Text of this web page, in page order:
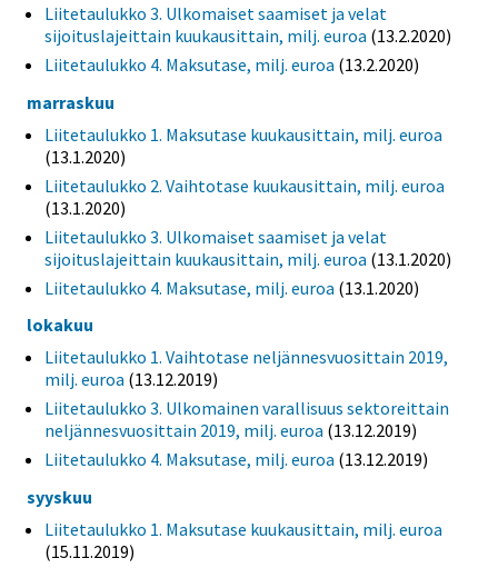
Liitetaulukko 3. Ulkomaiset saamiset ja velat
sijoituslajeittain kuukausittain, milj. euroa (13.2.2020)
Liitetaulukko 4. Maksutase, milj. euroa (13.2.2020)
marraskuu
Liitetaulukko 1. Maksutase kuukausittain, milj. euroa
(13.1.2020)
Liitetaulukko 2. Vaihtotase kuukausittain, milj. euroa
(13.1.2020)
Liitetaulukko 3. Ulkomaiset saamiset ja velat
sijoituslajeittain kuukausittain, milj. euroa (13.1.2020)
Liitetaulukko 4. Maksutase, milj. euroa (13.1.2020)
lokakuu
Liitetaulukko 1. Vaihtotase neljännesvuosittain 2019,
milj. euroa (13.12.2019)
Liitetaulukko 3. Ulkomainen varallisuus sektoreittain
neljännesvuosittain 2019, milj. euroa (13.12.2019)
Liitetaulukko 4. Maksutase, milj. euroa (13.12.2019)
syyskuu
Liitetaulukko 1. Maksutase kuukausittain, milj. euroa
(15.11.2019)